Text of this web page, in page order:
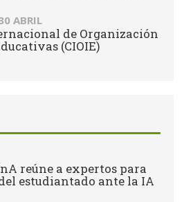
ABRIL
de Organización
(CIOIE)
reúne a expertos para
estudiantado ante la IA